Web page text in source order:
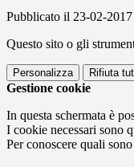
Pubblicato il 23-02-2017
Questo sito o gli
Personalizza Rifiuta
Gestione cookie
In questa schermata è
I cookie necessari sono
Per conoscere quali